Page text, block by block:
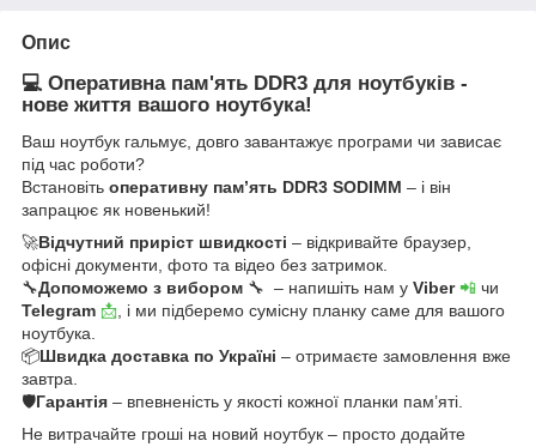
Опис
💻 Оперативна пам'ять DDR3 для ноутбуків -
нове життя вашого ноутбука!
Ваш ноутбук гальмує, довго завантажує програми чи зависає
під час роботи?
Встановіть оперативну пам’ять DDR3 SODIMM – і він
запрацює як новенький!
🚀Відчутний приріст швидкості – відкривайте браузер,
офісні документи, фото та відео без затримок.
🔧Допоможемо з вибором 🔧 – напишіть нам у Viber📲 чи
Telegram 📩 , і ми підберемо сумісну планку саме для вашого
ноутбука.
📦Швидка доставка по Україні – отримаєте замовлення вже
завтра.
🛡Гарантія – впевненість у якості кожної планки пам’яті.
Не витрачайте гроші на новий ноутбук – просто додайте